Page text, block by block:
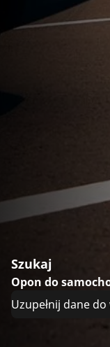
Szukaj
Opon do
Uzupełnij dane